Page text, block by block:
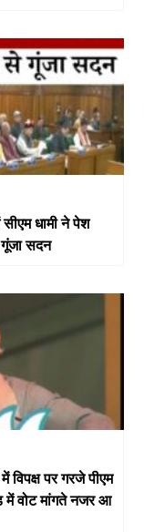
धामी ने पेश
सदन
पर गरजे पीएम
में वोट मांगते नजर आ